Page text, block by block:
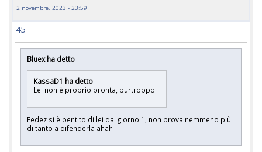
2 novembre, 2023 - 23:59
45
Bluex ha detto
KassaD1 ha detto
Lei non è proprio pronta, purtroppo.
Fedez si è pentito di lei dal giorno 1, non prova nemmeno più
di tanto a difenderla ahah